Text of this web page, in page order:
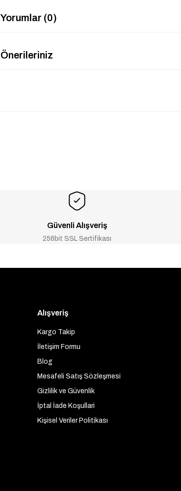
Yorumlar (0)
Önerileriniz
Güvenli Alışveriş
256bit SSL Sertifikası
Alışveriş
Kargo Takip
İletişim Formu
Blog
Mesafeli Satış Sözleşmesi
Gizlilik ve Güvenlik
İptal İade Koşullari
Kişisel Veriler Politikası